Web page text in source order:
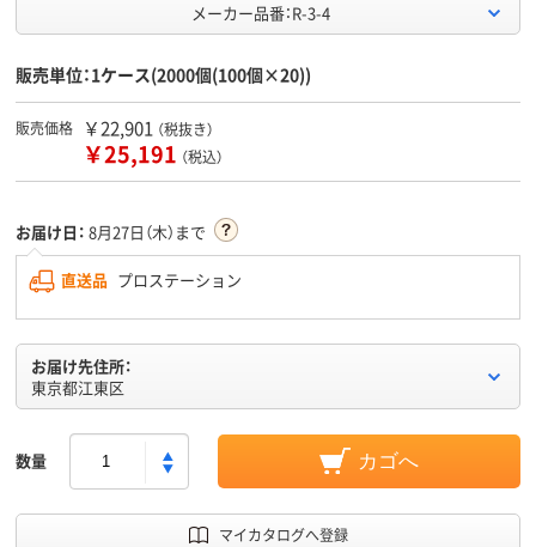
メーカー品番：R-3-4
販売単位：1ケース(2000個(100個×20))
販売価格 ￥22,901 （税抜き）
￥25,191 （税込）
お届け日： 8月27日（木）まで
直送品 プロステーション
お届け先住所：
東京都江東区
数量 カゴへ
マイカタログへ登録